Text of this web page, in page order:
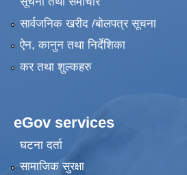
सार्वजनिक खरीद /बोलपत्र सूचना
ऐन, कानुन तथा निर्देशिका
कर तथा शुल्कहरु
eGov services
घटना दर्ता
सामाजिक सुरक्षा